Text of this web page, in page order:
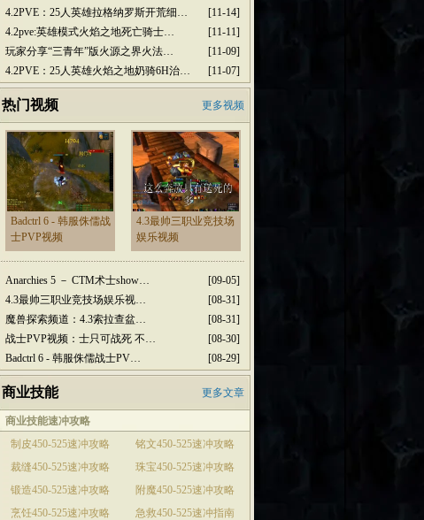
[11-14]
4.2PVE：25人英雄拉格纳罗斯开荒细…
[11-11]
4.2pve:英雄模式火焰之地死亡骑士…
[11-09]
玩家分享“三青年”版火源之界火法…
[11-07]
4.2PVE：25人英雄火焰之地奶骑6H治…
热门视频 更多视频
Badctrl 6 - 韩服侏儒战
士PVP视频
4.3最帅三职业竞技场
娱乐视频
[09-05]
Anarchies 5 － CTM术士show…
[08-31]
4.3最帅三职业竞技场娱乐视…
[08-31]
魔兽探索频道：4.3索拉查盆…
[08-30]
战士PVP视频：士只可战死 不…
[08-29]
Badctrl 6 - 韩服侏儒战士PV…
商业技能 更多文章
商业技能速冲攻略
制皮450-525速冲攻略
铭文450-525速冲攻略
裁缝450-525速冲攻略
珠宝450-525速冲攻略
锻造450-525速冲攻略
附魔450-525速冲攻略
烹饪450-525速冲攻略
急救450-525速冲指南